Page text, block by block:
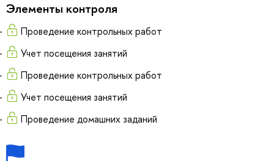
Элементы контроля
Проведение контрольных работ
Учет посещения занятий
Проведение контрольных работ
Учет посещения занятий
Проведение домашних заданий